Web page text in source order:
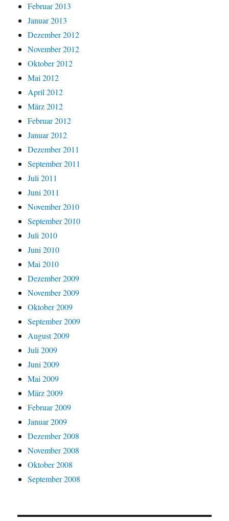
Februar 2013
Januar 2013
Dezember 2012
November 2012
Oktober 2012
Mai 2012
April 2012
März 2012
Februar 2012
Januar 2012
Dezember 2011
September 2011
Juli 2011
Juni 2011
November 2010
September 2010
Juli 2010
Juni 2010
Mai 2010
Dezember 2009
November 2009
Oktober 2009
September 2009
August 2009
Juli 2009
Juni 2009
Mai 2009
März 2009
Februar 2009
Januar 2009
Dezember 2008
November 2008
Oktober 2008
September 2008